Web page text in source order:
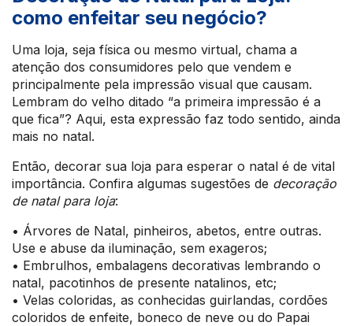
como enfeitar seu negócio?
Uma loja, seja física ou mesmo virtual, chama a
atenção dos consumidores pelo que vendem e
principalmente pela impressão visual que causam.
Lembram do velho ditado “a primeira impressão é a
que fica”? Aqui, esta expressão faz todo sentido, ainda
mais no natal.
Então, decorar sua loja para esperar o natal é de vital
importância. Confira algumas sugestões de decoração
de natal para loja:
• Árvores de Natal, pinheiros, abetos, entre outras.
Use e abuse da iluminação, sem exageros;
• Embrulhos, embalagens decorativas lembrando o
natal, pacotinhos de presente natalinos, etc;
• Velas coloridas, as conhecidas guirlandas, cordões
coloridos de enfeite, boneco de neve ou do Papai